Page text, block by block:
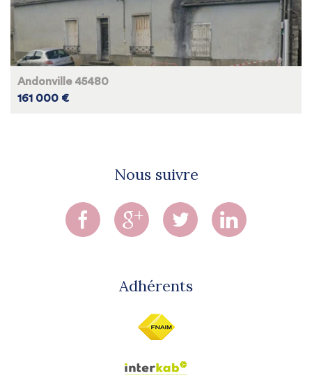
Andonville 45480
161 000 €
Nous suivre
Adhérents